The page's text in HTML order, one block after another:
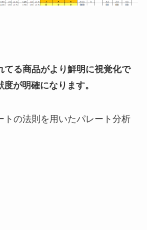
てる商品がより鮮明に視覚化で
が明確になります。
トの法則を用いたパレート分析